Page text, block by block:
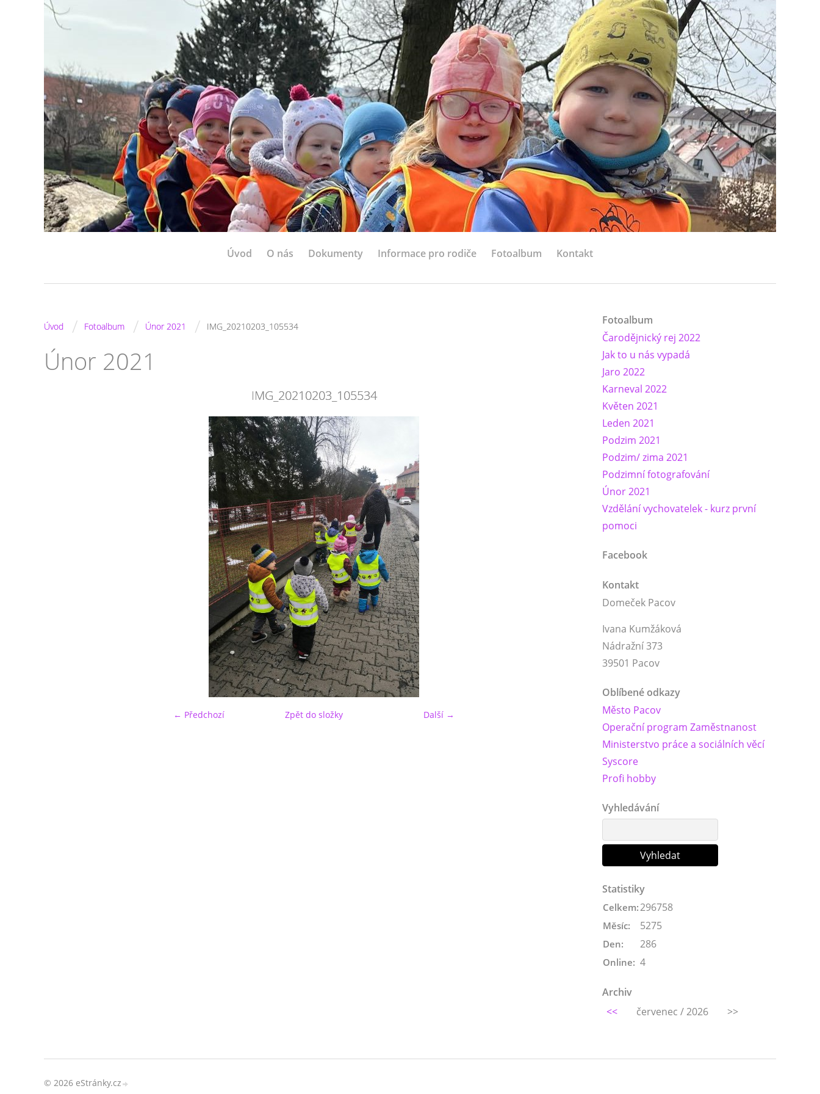
Úvod O nás Dokumenty Informace pro rodiče Fotoalbum Kontakt
Úvod / Fotoalbum / Únor 2021 / IMG_20210203_105534
Únor 2021
IMG_20210203_105534
← Předchozí Další →
Zpět do složky
Fotoalbum
Čarodějnický rej 2022
Jak to u nás vypadá
Jaro 2022
Karneval 2022
Květen 2021
Leden 2021
Podzim 2021
Podzim/ zima 2021
Podzimní fotografování
Únor 2021
Vzdělání vychovatelek - kurz první
pomoci
Facebook
Kontakt
Domeček Pacov
Ivana Kumžáková
Nádražní 373
39501 Pacov
Oblíbené odkazy
Město Pacov
Operační program Zaměstnanost
Ministerstvo práce a sociálních věcí
Syscore
Profi hobby
Vyhledávání
Statistiky
Online: 4
Celkem:296758
Měsíc: 5275
Den: 286
Archiv
<<
červenec / 2026 >>
© 2026 eStránky.cz